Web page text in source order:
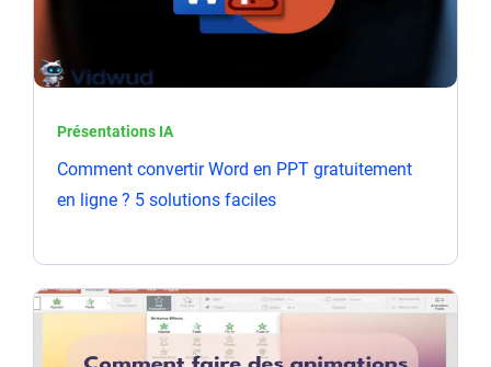
Présentations IA
Comment convertir Word en PPT gratuitement
en ligne ? 5 solutions faciles